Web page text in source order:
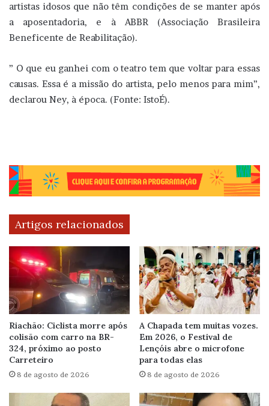
artistas idosos que não têm condições de se manter após
a aposentadoria, e à ABBR (Associação Brasileira
Beneficente de Reabilitação).
” O que eu ganhei com o teatro tem que voltar para essas
causas. Essa é a missão do artista, pelo menos para mim”,
declarou Ney, à época. (Fonte: IstoÉ).
Artigos relacionados
Riachão: Ciclista morre após
colisão com carro na BR-
324, próximo ao posto
Carreteiro
8 de agosto de 2026
A Chapada tem muitas vozes.
Em 2026, o Festival de
Lençóis abre o microfone
para todas elas
8 de agosto de 2026